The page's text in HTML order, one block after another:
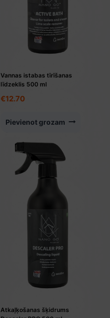
Vannas istabas tīrīšanas
līdzeklis 500 ml
€12.70
Pievienot grozam
Atkaļķošanas šķidrums